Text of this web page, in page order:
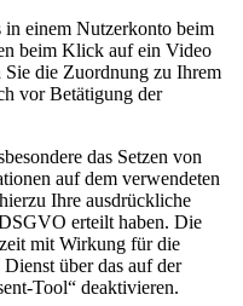
in einem Nutzerkonto beim
beim Klick auf ein Video
die Zuordnung zu Ihrem
vor Betätigung der
das Setzen von
auf dem verwendeten
Ihre ausdrückliche
erteilt haben. Die
mit Wirkung für die
über das auf der
Tool“ deaktivieren.